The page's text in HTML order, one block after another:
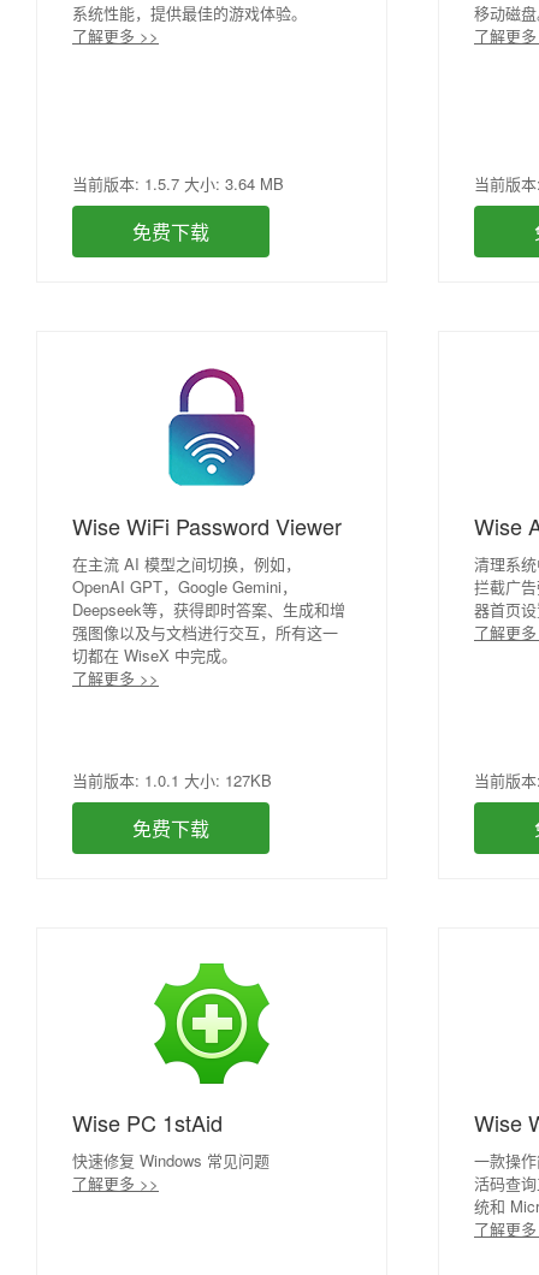
系统性能，提供最佳的游戏体验。
了解更多 >>
当前版本: 1.5.7 大小: 3.64 MB
免费下载
移动磁
了解更
当前版
Wise WiFi Password Viewer
在主流 AI 模型之间切换，例如，
OpenAI GPT，Google Gemini，
Deepseek等，获得即时答案、生成和增
强图像以及与文档进行交互，所有这一
切都在 WiseX 中完成。
了解更多 >>
当前版本: 1.0.1 大小: 127KB
免费下载
Wise
清理系
拦截广
器首页
了解更
当前版
Wise PC 1stAid
快速修复 Windows 常见问题
了解更多 >>
Wise
一款操
活码查
统和
了解更